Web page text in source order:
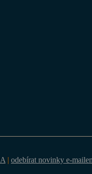
| odebírat novinky e-